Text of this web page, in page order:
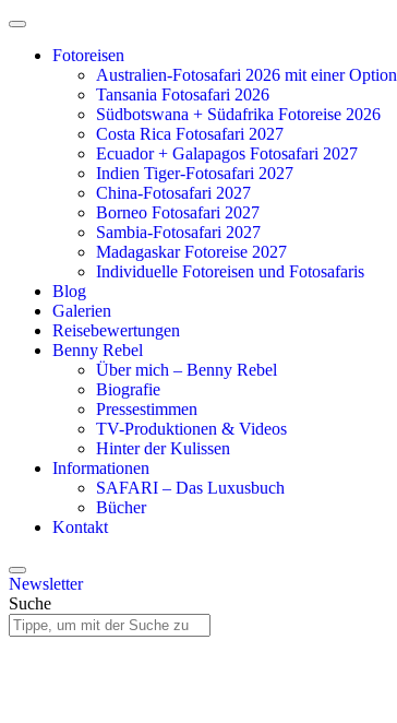
Zum
springenFotoreisen
Australien-Fotosafari 2026 mit einer Option
Tansania Fotosafari 2026
Südbotswana + Südafrika Fotoreise 2026
Costa Rica Fotosafari 2027
Ecuador + Galapagos Fotosafari 2027
Indien Tiger-Fotosafari 2027
China-Fotosafari 2027
Borneo Fotosafari 2027
Sambia-Fotosafari 2027
Madagaskar Fotoreise 2027
Individuelle Fotoreisen und Fotosafaris
Blog
Galerien
Reisebewertungen
Benny Rebel
Über mich – Benny Rebel
Biografie
Pressestimmen
TV-Produktionen & Videos
Hinter der Kulissen
Informationen
SAFARI – Das Luxusbuch
Bücher
Kontakt
Newsletter
Suche